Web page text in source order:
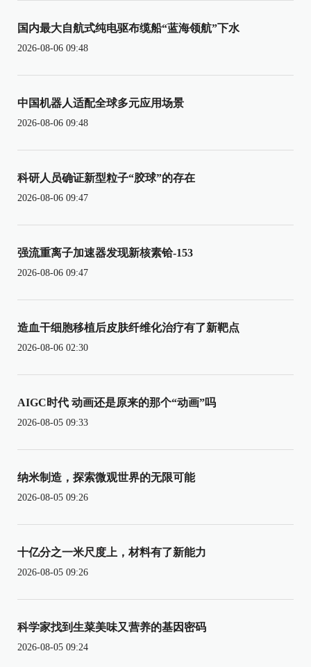
国内最大自航式纯电驱布缆船“蓝海领航”下水
2026-08-06 09:48
中国机器人适配全球多元应用场景
2026-08-06 09:48
科研人员确证新型粒子“胶球”的存在
2026-08-06 09:47
强流重离子加速器发现新核素铪-153
2026-08-06 09:47
造血干细胞移植后皮肤纤维化治疗有了新靶点
2026-08-06 02:30
AIGC时代 动画还是原来的那个“动画”吗
2026-08-05 09:33
纳米制造，探索微观世界的无限可能
2026-08-05 09:26
十亿分之一米尺度上，材料有了新能力
2026-08-05 09:26
科学家找到生菜美味又营养的基因密码
2026-08-05 09:24